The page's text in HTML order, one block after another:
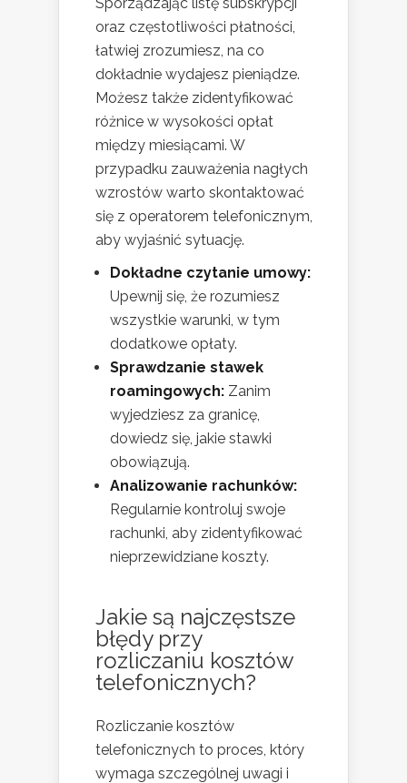
Sporządzając listę subskrypcji
oraz częstotliwości płatności,
łatwiej zrozumiesz, na co
dokładnie wydajesz pieniądze.
Możesz także zidentyfikować
różnice w wysokości opłat
między miesiącami. W
przypadku zauważenia nagłych
wzrostów warto skontaktować
się z operatorem telefonicznym,
aby wyjaśnić sytuację.
Dokładne czytanie umowy:
Upewnij się, że rozumiesz
wszystkie warunki, w tym
dodatkowe opłaty.
Sprawdzanie stawek
roamingowych: Zanim
wyjedziesz za granicę,
dowiedz się, jakie stawki
obowiązują.
Analizowanie rachunków:
Regularnie kontroluj swoje
rachunki, aby zidentyfikować
nieprzewidziane koszty.
Jakie są najczęstsze
błędy przy
rozliczaniu kosztów
telefonicznych?
Rozliczanie kosztów
telefonicznych to proces, który
wymaga szczególnej uwagi i